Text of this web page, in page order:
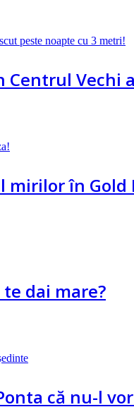
Vechi
mirilor în Gold
te dai mare?
că nu-l